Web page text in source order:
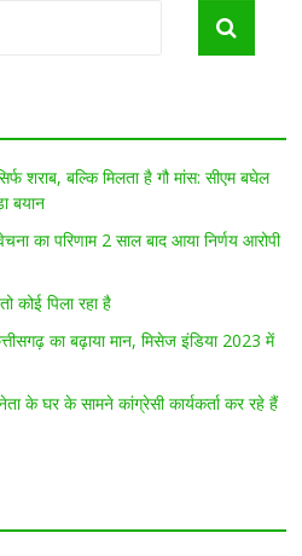
शराब, बल्कि मिलता है गौ मांस: सीएम बघेल
बयान
का परिणाम 2 साल बाद आया निर्णय आरोपी
कोई पिला रहा है
का बढ़ाया मान, मिसेज इंडिया 2023 में
के घर के सामने कांग्रेसी कार्यकर्ता कर रहे हैं